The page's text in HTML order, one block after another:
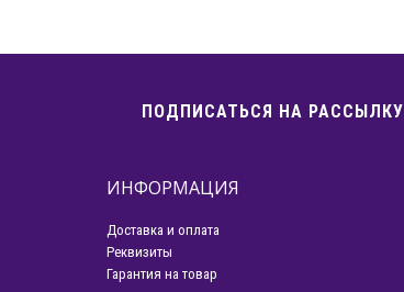
ПОДПИСАТЬСЯ НА РАССЫЛКУ
ИНФОРМАЦИЯ
Доставка и оплата
Реквизиты
Гарантия на товар